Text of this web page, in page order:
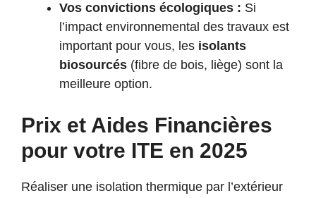
Vos convictions écologiques : Si
l’impact environnemental des travaux est
important pour vous, les isolants
biosourcés (fibre de bois, liège) sont la
meilleure option.
Prix et Aides Financières
pour votre ITE en 2025
Réaliser une isolation thermique par l’extérieur